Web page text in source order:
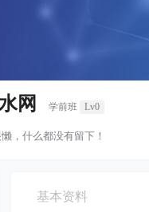
网 学前班 Lv0
，什么都没有留下！
基本资料